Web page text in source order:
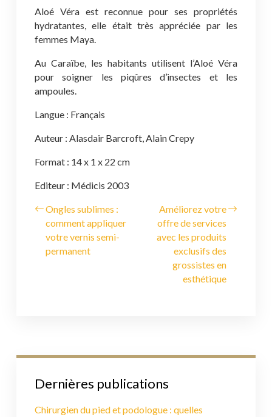
Aloé Véra est reconnue pour ses propriétés
hydratantes, elle était très appréciée par les
femmes Maya.
Au Caraïbe, les habitants utilisent l’Aloé Véra
pour soigner les piqûres d’insectes et les
ampoules.
Langue : Français
Auteur : Alasdair Barcroft, Alain Crepy
Format : 14 x 1 x 22 cm
Editeur : Médicis 2003
Ongles sublimes :
comment appliquer
votre vernis semi-
permanent
Améliorez votre
offre de services
avec les produits
exclusifs des
grossistes en
esthétique
Dernières publications
Chirurgien du pied et podologue : quelles